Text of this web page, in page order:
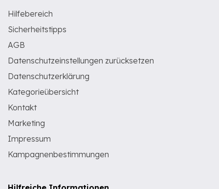
Hilfebereich
Sicherheitstipps
AGB
Datenschutzeinstellungen zurücksetzen
Datenschutzerklärung
Kategorieübersicht
Kontakt
Marketing
Impressum
Kampagnenbestimmungen